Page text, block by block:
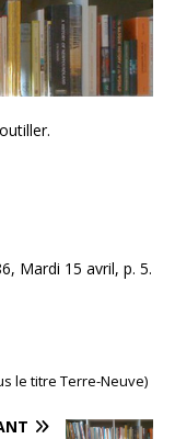
Mardi 15 avril, p. 5.
le titre Terre-Neuve)